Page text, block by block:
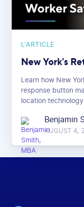
L'ARTICLE
New York's
Learn how New
response button
location
Benjamin
AUGUST 4,